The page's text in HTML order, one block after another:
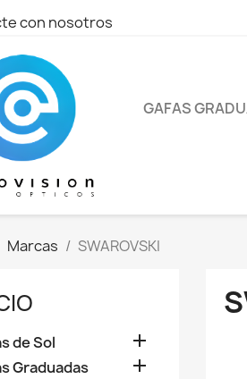
con nosotros
GAFAS
Marcas SWAROVSKI
de Sol 
Graduadas 